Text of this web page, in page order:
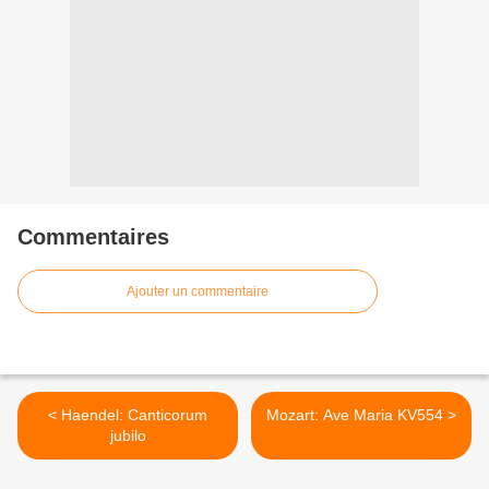
Commentaires
Ajouter un commentaire
< Haendel: Canticorum
jubilo
Mozart: Ave Maria KV554 >